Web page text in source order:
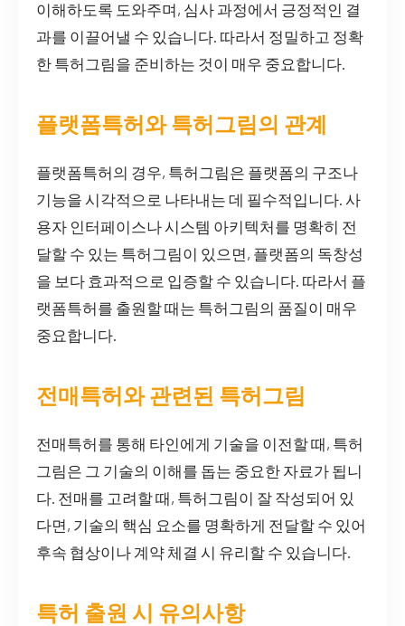
이해하도록 도와주며, 심사 과정에서 긍정적인 결
과를 이끌어낼 수 있습니다. 따라서 정밀하고 정확
한 특허그림을 준비하는 것이 매우 중요합니다.
플랫폼특허와 특허그림의 관계
플랫폼특허의 경우, 특허그림은 플랫폼의 구조나
기능을 시각적으로 나타내는 데 필수적입니다. 사
용자 인터페이스나 시스템 아키텍처를 명확히 전
달할 수 있는 특허그림이 있으면, 플랫폼의 독창성
을 보다 효과적으로 입증할 수 있습니다. 따라서 플
랫폼특허를 출원할 때는 특허그림의 품질이 매우
중요합니다.
전매특허와 관련된 특허그림
전매특허를 통해 타인에게 기술을 이전할 때, 특허
그림은 그 기술의 이해를 돕는 중요한 자료가 됩니
다. 전매를 고려할 때, 특허그림이 잘 작성되어 있
다면, 기술의 핵심 요소를 명확하게 전달할 수 있어
후속 협상이나 계약 체결 시 유리할 수 있습니다.
특허 출원 시 유의사항